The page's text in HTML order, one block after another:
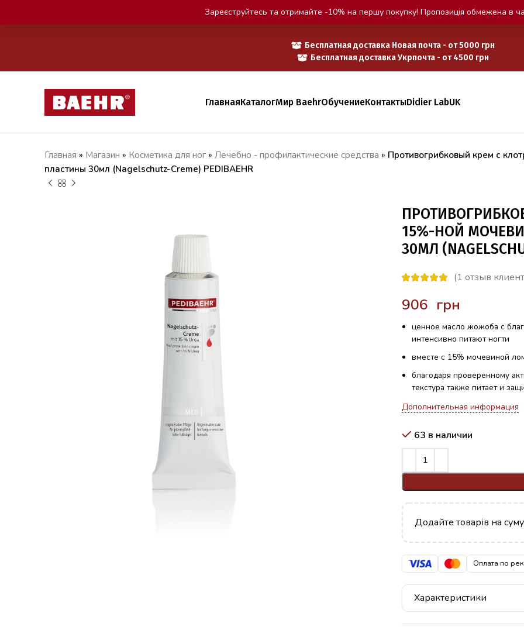
Бесплатная доставка Новая почта - от 5000 грн
Бесплатная доставка Укрпочта - от 4500 грн
ГлавнаяКаталогМир BaehrОбучениеКонтактыDidier LabUK
Главная » Магазин » Косметика для ног » Лечебно - профилактические средства » Противогрибковый крем с
пластины 30мл (Nagelschutz-Creme) PEDIBAEHR
15%-НОЙ
30МЛ
(1 отзыв
грн
ценное масло жожоба с
интенсивно питают ногти
вместе с 15% мочевиной
благодаря проверенному
текстура также питает и
Дополнительная информация
63 в наличии
Додайте товарів на суму
Оплата по
Характеристики
Зареєструйтесь та отримайте -10% на першу покупку! Пропозиція обмежена в